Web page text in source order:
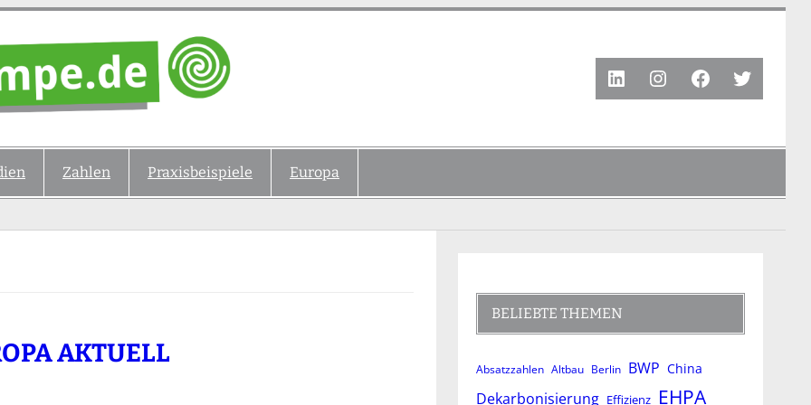
LinkedInInstagram
Facebook
Twitter
Zahlen Praxisbeispiele Europa
AKTUELL
BELIEBTE THEMEN
Absatzzahlen Altbau Berlin BWP China
Dekarbonisierung Effizienz EHPA